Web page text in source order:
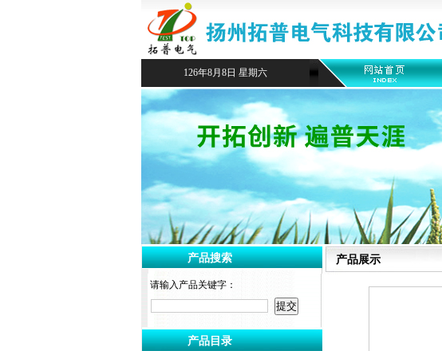
126年8月8日 星期六
产品搜索
请输入产品关键字：
产品目录
产品展示